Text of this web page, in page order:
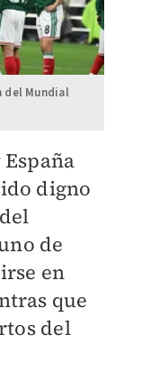
del Mundial
digno
de
en
que
del